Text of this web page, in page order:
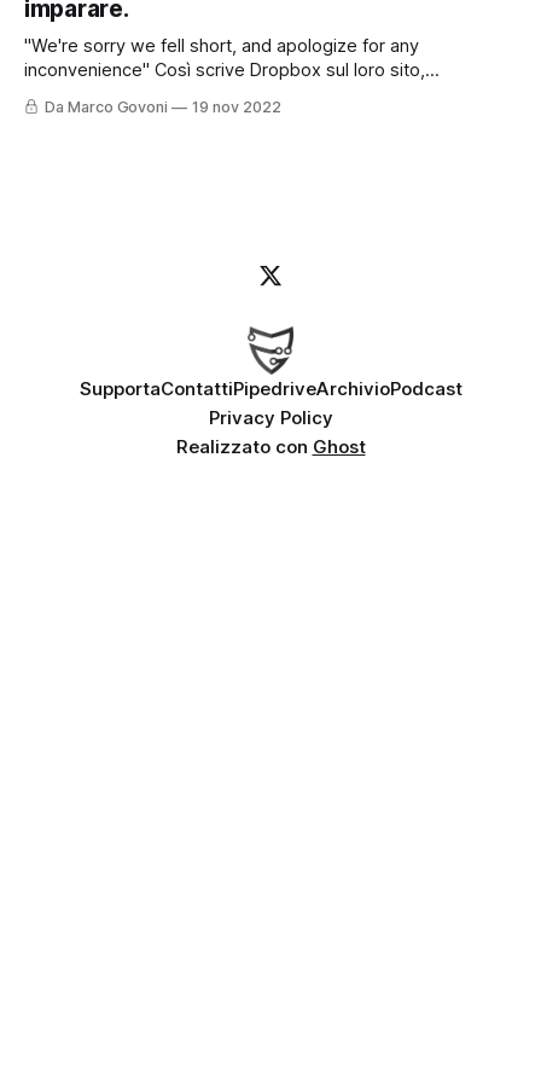
imparare.
"We're sorry we fell short, and apologize for any
inconvenience" Così scrive Dropbox sul loro sito,
raccontando come sia stato possibile - e come sia stato
gestito - un recente attacco informatico. Ma partiamo
Da Marco Govoni 19 nov 2022
SupportaContattiPipedriveArchivioPodcast
Privacy Policy
Realizzato con Ghost